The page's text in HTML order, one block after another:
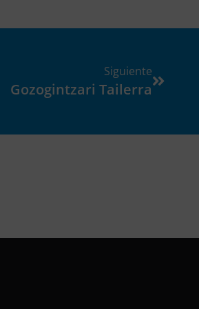
Siguiente
Gozogintzari Tailerra